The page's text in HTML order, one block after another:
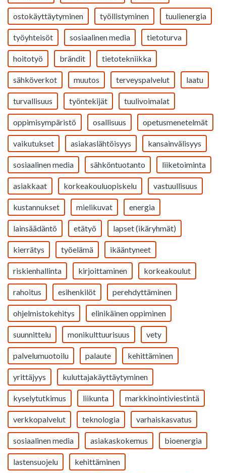
ostokäyttäytyminen työllistyminen tuulienergia
työyhteisöt sosiaalinen media tietoturva
hoitotyö brändit tietotekniikka
sähköverkot muutos terveyspalvelut laatu
turvallisuus työntekijät tuulivoimalat
oppimisympäristö osallisuus opetusmenetelmät
vaikutukset asiakaslähtöisyys kansainvälisyys
sosiaalinen media sähköntuotanto liiketoiminta
asiakkaat korkeakouluopiskelu vastuullisuus
kustannukset mielikuvat energia
lainsäädäntö etätyö lapset (ikäryhmät)
kierrätys työelämä ikääntyneet
riskienhallinta kirjoittaminen korkeakoulut
rahoitus esihenkilöt perehdyttäminen
ohjelmistokehitys elinikäinen oppiminen
suunnittelu monikulttuurisuus vety
palvelumuotoilu palaute kehittäminen
yrittäjyys kuluttajakäyttäytyminen
kyselytutkimus liikunta markkinointiviestintä
verkkopalvelut teknologia varhaiskasvatus
sosiaalinen media asiakaskokemus bioenergia
lastensuojelu kehittäminen